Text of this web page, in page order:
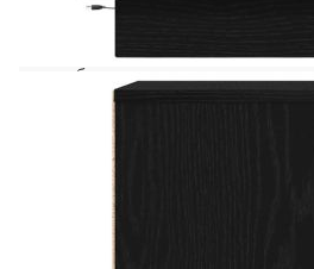
почиства лесно с влажна
предотвратите преобръщане,
трябва да се използва с
устройство за закрепване на
знае:Продуктът има USB
изисква сертифициран 5V
източник (не е включен).
Цвят: Черен